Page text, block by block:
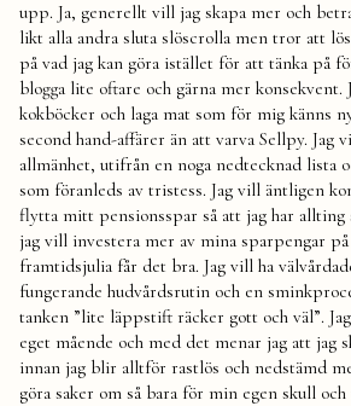
upp. Ja, generellt vill jag skapa mer och
likt alla andra sluta slöscrolla men tror att
på vad jag kan göra istället för att tänka på
blogga lite oftare och gärna mer konsekvent.
kokböcker och laga mat som för mig känns
second hand-affärer än att varva Sellpy. Jag
allmänhet, utifrån en noga nedtecknad lista
som föranleds av tristess. Jag vill äntligen
flytta mitt pensionsspar så att jag har allting
jag vill investera mer av mina sparpengar
framtidsjulia får det bra. Jag vill ha
fungerande hudvårdsrutin och en
tanken ”lite läppstift räcker gott och väl”.
eget mående och med det menar jag att jag
innan jag blir alltför rastlös och nedstämd
göra saker om så bara för min egen skull